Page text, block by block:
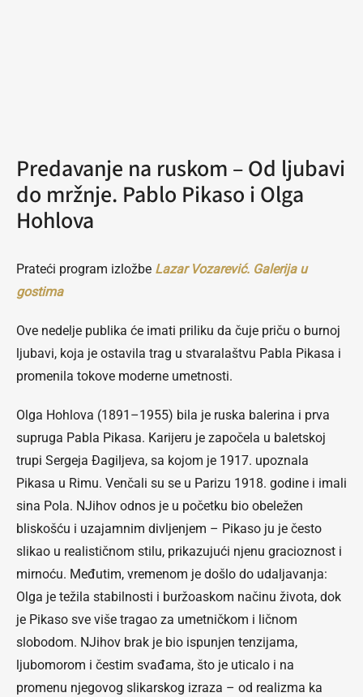
Predavanje na ruskom – Od ljubavi
do mržnje. Pablo Pikaso i Olga
Hohlova
Prateći program izložbe Lazar Vozarević. Galerija u
gostima
Ove nedelje publika će imati priliku da čuje priču o burnoj
ljubavi, koja je ostavila trag u stvaralaštvu Pabla Pikasa i
promenila tokove moderne umetnosti.
Olga Hohlova (1891–1955) bila je ruska balerina i prva
supruga Pabla Pikasa. Karijeru je započela u baletskoj
trupi Sergeja Đagiljeva, sa kojom je 1917. upoznala
Pikasa u Rimu. Venčali su se u Parizu 1918. godine i imali
sina Pola. NJihov odnos je u početku bio obeležen
bliskošću i uzajamnim divljenjem – Pikaso ju je često
slikao u realističnom stilu, prikazujući njenu gracioznost i
mirnoću. Međutim, vremenom je došlo do udaljavanja:
Olga je težila stabilnosti i buržoaskom načinu života, dok
je Pikaso sve više tragao za umetničkom i ličnom
slobodom. NJihov brak je bio ispunjen tenzijama,
ljubomorom i čestim svađama, što je uticalo i na
promenu njegovog slikarskog izraza – od realizma ka